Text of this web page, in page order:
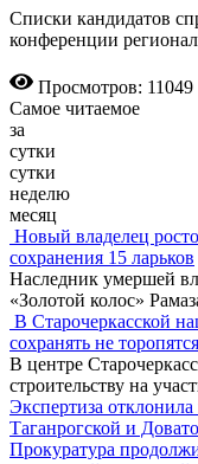
Списки кандидатов
конференции
Просмотров: 11049
Самое читаемое
за
сутки
сутки
неделю
месяц
Новый владелец
сохранения 15 ларьков
Наследник умершей
«Золотой колос»
В Старочеркасской
сохранять не торопятся
В центре
строительству на
Экспертиза
Таганрогской и
Прокуратура